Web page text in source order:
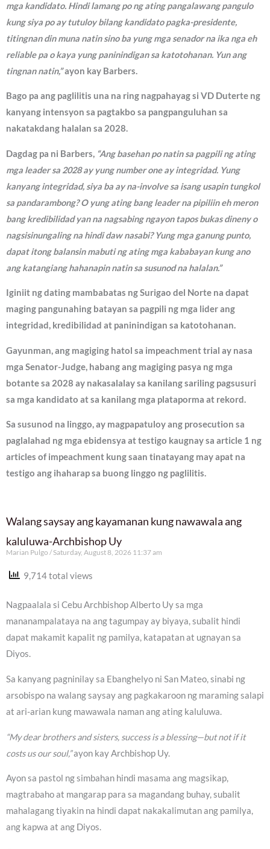
mga kandidato. Hindi lamang po ng ating pangalawang pangulo
kung siya po ay tutuloy bilang kandidato pagka-presidente,
titingnan din muna natin sino ba yung mga senador na ika nga eh
reliable pa o kaya yung paninindigan sa katotohanan. Yun ang
tingnan natin,”ayon kay Barbers.
Bago pa ang paglilitis una na ring nagpahayag si VD Duterte ng
kanyang intensyon sa pagtakbo sa pangpanguluhan sa
nakatakdang halalan sa 2028.
Dagdag pa ni Barbers, “Ang basehan po natin sa pagpili ng ating
mga leader sa 2028 ay yung number one ay integridad. Yung
kanyang integridad, siya ba ay na-involve sa isang usapin tungkol
sa pandarambong? O yung ating bang leader na pipiliin eh meron
bang kredibilidad yan na nagsabing ngayon tapos bukas dineny o
nagsisinungaling na hindi daw nasabi? Yung mga ganung punto,
dapat itong balansin mabuti ng ating mga kababayan kung ano
ang katangiang hahanapin natin sa susunod na halalan.”
Iginiit ng dating mambabatas ng Surigao del Norte na dapat
maging pangunahing batayan sa pagpili ng mga lider ang
integridad, kredibilidad at paninindigan sa katotohanan.
Gayunman, ang magiging hatol sa impeachment trial ay nasa
mga Senator-Judge, habang ang magiging pasya ng mga
botante sa 2028 ay nakasalalay sa kanilang sariling pagsusuri
sa mga kandidato at sa kanilang mga plataporma at rekord.
Sa susunod na linggo, ay magpapatuloy ang prosecution sa
paglalahad ng mga ebidensya at testigo kaugnay sa article 1 ng
articles of impeachment kung saan tinatayang may apat na
testigo ang ihaharap sa buong linggo ng paglilitis.
Walang saysay ang kayamanan kung nawawala ang
kaluluwa-Archbishop Uy
Marian Pulgo Saturday, August 8, 2026 11:37 am
9,714 total views
Nagpaalala si Cebu Archbishop Alberto Uy sa mga
mananampalataya na ang tagumpay ay biyaya, subalit hindi
dapat makamit kapalit ng pamilya, katapatan at ugnayan sa
Diyos.
Sa kanyang pagninilay sa Ebanghelyo ni San Mateo, sinabi ng
arsobispo na walang saysay ang pagkakaroon ng maraming salapi
at ari-arian kung mawawala naman ang ating kaluluwa.
“My dear brothers and sisters, success is a blessing—but not if it
costs us our soul,”ayon kay Archbishop Uy.
Ayon sa pastol ng simbahan hindi masama ang magsikap,
magtrabaho at mangarap para sa magandang buhay, subalit
mahalagang tiyakin na hindi dapat nakakalimutan ang pamilya,
ang kapwa at ang Diyos.